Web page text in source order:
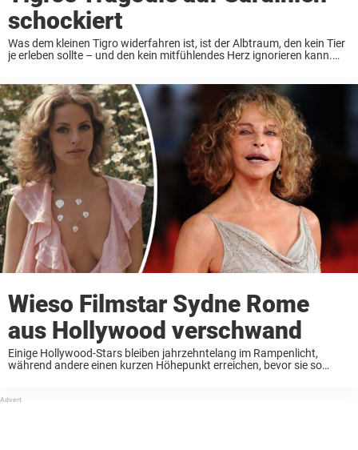
schockiert
Was dem kleinen Tigro widerfahren ist, ist der Albtraum, den kein Tier
je erleben sollte – und den kein mitfühlendes Herz ignorieren kann.
Wieso Filmstar Sydne Rome
aus Hollywood verschwand
Einige Hollywood-Stars bleiben jahrzehntelang im Rampenlicht,
während andere einen kurzen Höhepunkt erreichen, bevor sie so
Brigitte Bardot, Jayne ...